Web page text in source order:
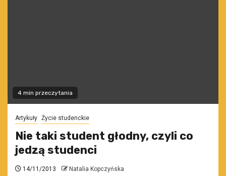
4 min przeczytania
Artykuły Życie studenckie
Nie taki student głodny, czyli co
jedzą studenci
14/11/2013 Natalia Kopczyńska